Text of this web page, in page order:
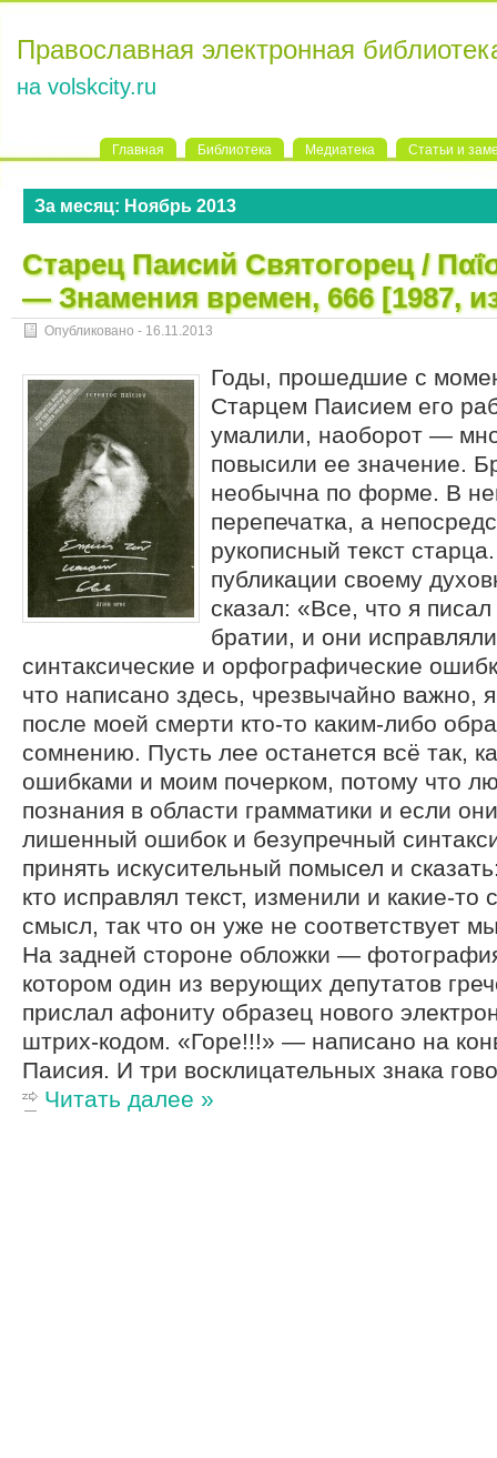
Православная электронная
на volskcity.ru
Главная Библиотека Медиатека Статьи и
За месяц: Ноябрь 2013
Старец Паисий Святогорец /
— Знамения времен, 666 [1987,
Опубликовано - 16.11.2013
Годы, прошедшие с
Старцем Паисием его
умалили, наоборот —
повысили ее значение.
необычна по форме. В
перепечатка, а
рукописный текст
публикации своему
сказал: «Все, что я
братии, и они
синтаксические и орфографические
что написано здесь, чрезвычайно важно,
после моей смерти кто-то каким-либо
сомнению. Пусть лее останется всё так,
ошибками и моим почерком, потому что
познания в области грамматики и если
лишенный ошибок и безупречный
принять искусительный помысел и
кто исправлял текст, изменили и какие-то
смысл, так что он уже не соответствует
На задней стороне обложки —
котором один из верующих депутатов
прислал афониту образец нового
штрих-кодом. «Горе!!!» — написано на
Паисия. И три восклицательных знака
Читать далее »